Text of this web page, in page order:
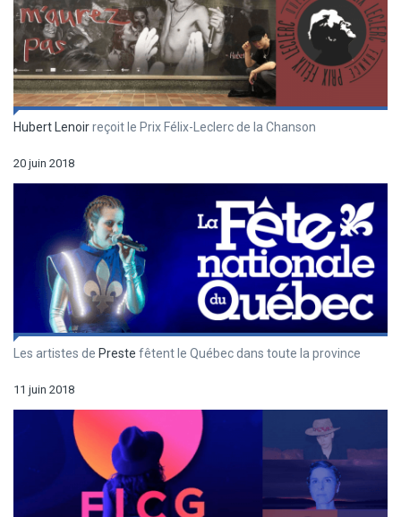
Hubert Lenoirreçoit le Prix Félix-Leclerc de la Chanson
20 juin 2018
Les artistes de Preste fêtent le Québec dans toute la province
11 juin 2018